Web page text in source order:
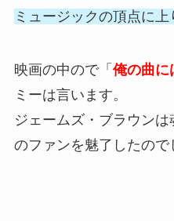
ミュージックの頂点に上
映画の中ので「 俺の曲に
ミーは言います。
ジェームズ・ブラウンは
のファンを魅了したので